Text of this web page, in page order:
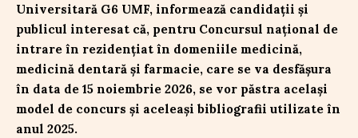
Universitară G6 UMF, informează candidații și
publicul interesat că, pentru Concursul național de
intrare în rezidențiat în domeniile medicină,
medicină dentară și farmacie, care se va desfășura
în data de 15 noiembrie 2026, se vor păstra același
model de concurs și aceleași bibliografii utilizate în
anul 2025.